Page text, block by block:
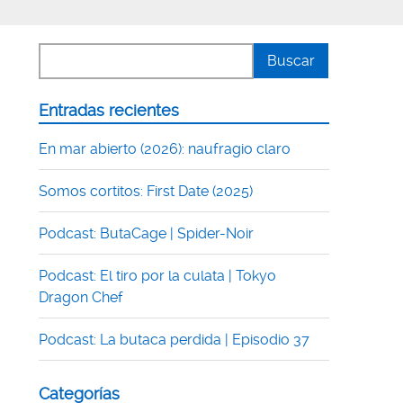
Entradas recientes
En mar abierto (2026): naufragio claro
Somos cortitos: First Date (2025)
Podcast: ButaCage | Spider-Noir
Podcast: El tiro por la culata | Tokyo
Dragon Chef
Podcast: La butaca perdida | Episodio 37
Categorías